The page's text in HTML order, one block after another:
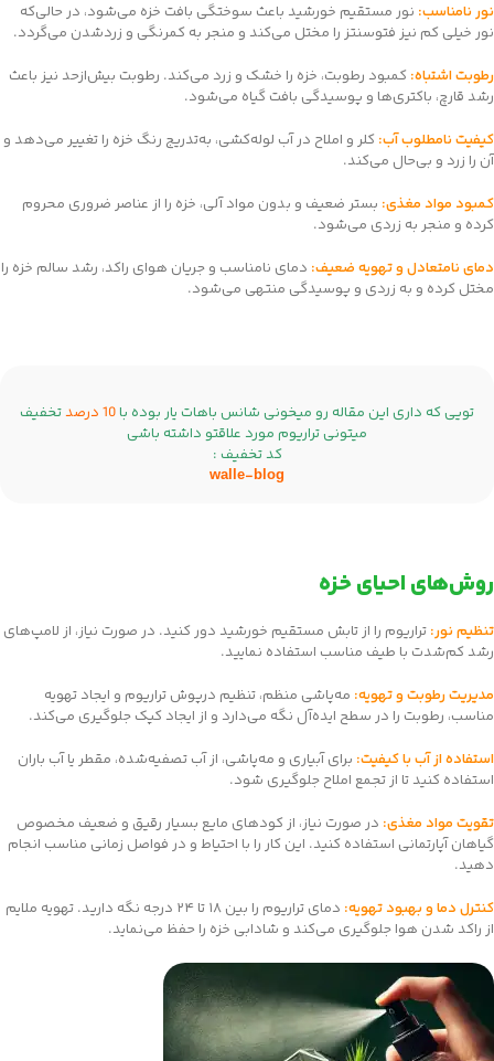
نور نامناسب: نور مستقیم خورشید باعث سوختگی بافت خزه می‌شود، در حالی‌که
نور خیلی کم نیز فتوسنتز را مختل می‌کند و منجر به کمرنگی و زردشدن می‌گردد.
رطوبت اشتباه: کمبود رطوبت، خزه را خشک و زرد می‌کند. رطوبت بیش‌ازحد نیز باعث
رشد قارچ، باکتری‌ها و پوسیدگی بافت گیاه می‌شود.
کیفیت نامطلوب آب: کلر و املاح در آب لوله‌کشی، به‌تدریج رنگ خزه را تغییر می‌دهد و
آن را زرد و بی‌حال می‌کند.
کمبود مواد مغذی: بستر ضعیف و بدون مواد آلی، خزه را از عناصر ضروری محروم
کرده و منجر به زردی می‌شود.
دمای نامتعادل و تهویه ضعیف: دمای نامناسب و جریان هوای راکد، رشد سالم خزه را
مختل کرده و به زردی و پوسیدگی منتهی می‌شود.
تویی که داری این مقاله رو میخونی شانس باهات یار بوده با10 درصد
تخفیف
میتونی تراریوم مورد علاقتو داشته باشی
کد تخفیف :
walle-blog
روش‌های احیای خزه
تنظیم نور: تراریوم را از تابش مستقیم خورشید دور کنید. در صورت نیاز، از لامپ‌های
رشد کم‌شدت با طیف مناسب استفاده نمایید.
مدیریت رطوبت و تهویه: مه‌پاشی منظم، تنظیم درپوش تراریوم و ایجاد تهویه
مناسب، رطوبت را در سطح ایده‌آل نگه می‌دارد و از ایجاد کپک جلوگیری می‌کند.
استفاده از آب با کیفیت: برای آبیاری و مه‌پاشی، از آب تصفیه‌شده، مقطر یا آب باران
استفاده کنید تا از تجمع املاح جلوگیری شود.
تقویت مواد مغذی: در صورت نیاز، از کودهای مایع بسیار رقیق و ضعیف مخصوص
گیاهان آپارتمانی استفاده کنید. این کار را با احتیاط و در فواصل زمانی مناسب انجام
دهید.
کنترل دما و بهبود تهویه:
دمای تراریوم را بین ۱۸ تا ۲۴ درجه نگه دارید. تهویه ملایم
از راکد شدن هوا جلوگیری می‌کند و شادابی خزه را حفظ می‌نماید.